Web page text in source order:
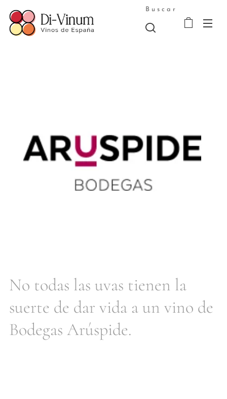
Buscar
No todas las uvas tienen la
suerte de dar vida a un vino de
Bodegas Arúspide.